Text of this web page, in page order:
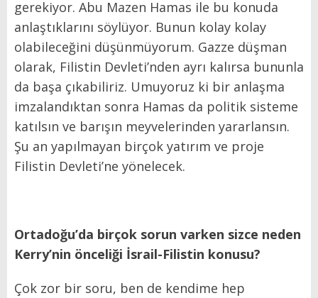
gerekiyor. Abu Mazen Hamas ile bu konuda
anlaştıklarını söylüyor. Bunun kolay kolay
olabileceğini düşünmüyorum. Gazze düşman
olarak, Filistin Devleti’nden ayrı kalırsa bununla
da başa çıkabiliriz. Umuyoruz ki bir anlaşma
imzalandıktan sonra Hamas da politik sisteme
katılsın ve barışın meyvelerinden yararlansın.
Şu an yapılmayan birçok yatırım ve proje
Filistin Devleti’ne yönelecek.
Ortadoğu’da birçok sorun varken sizce neden
Kerry’nin önceliği İsrail-Filistin konusu?
Çok zor bir soru, ben de kendime hep